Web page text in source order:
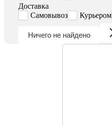
Доставка
Самовывоз
Курьером
Ничего не найдено